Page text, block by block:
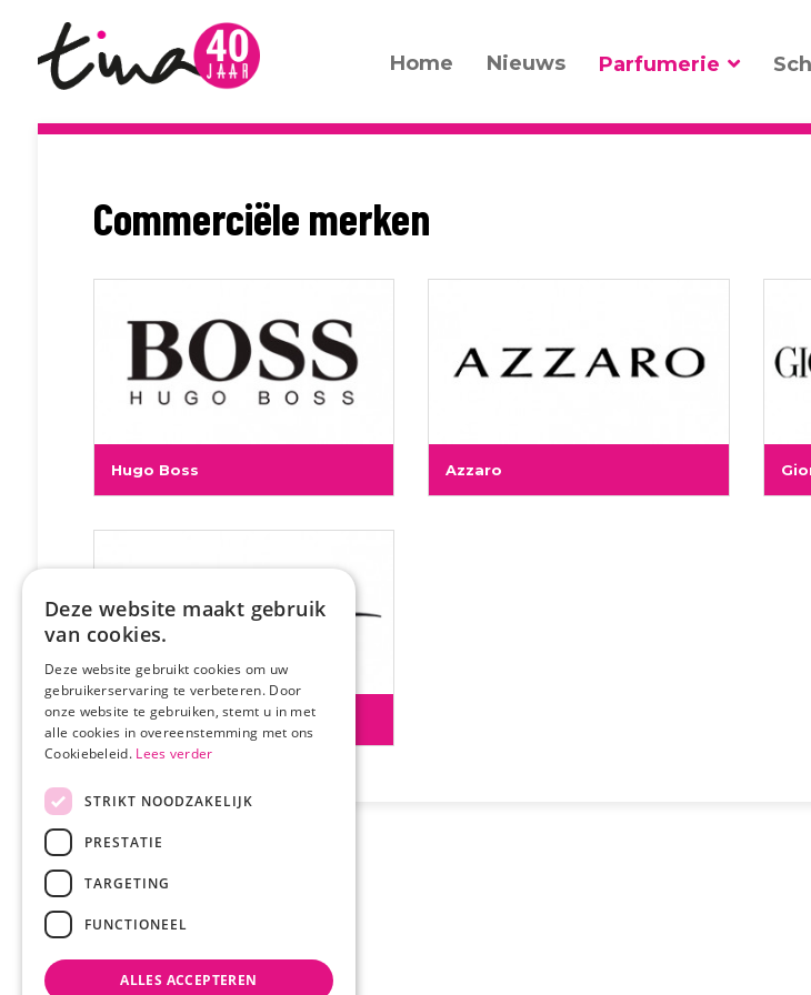
Home Nieuws Parfumerie
Commerciële merken
Hugo Boss Azzaro
Thierry Mugler
Deze website maakt gebruik
van cookies.
Deze website gebruikt cookies om uw
gebruikerservaring te verbeteren. Door
onze website te gebruiken, stemt u in met
alle cookies in overeenstemming met ons
Cookiebeleid. Lees verder
STRIKT NOODZAKELIJK
PRESTATIE
TARGETING
FUNCTIONEEL
ALLES ACCEPTEREN